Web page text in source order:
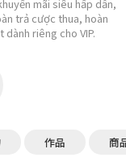
mãi siêu hấp dẫn,
trả cược thua, hoàn
riêng cho VIP.
作品 商